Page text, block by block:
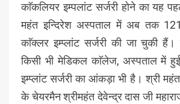
काॅकलियर इम्पलांट सर्जरी होने का यह
महंत इन्दिरेश अस्पताल में अब तक
काॅक्लर इम्प्लांट सर्जरी की जा चुकी
किसी भी मेडिकल काॅलेज, अस्पताल में हुई
इम्प्लांट सर्जरी का आंकड़ा भी है। श्री
के चेयरमैन श्रीमहंत देवेन्द्र दास जी